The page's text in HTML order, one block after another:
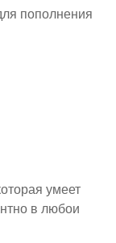
пополнения
умеет
в любои